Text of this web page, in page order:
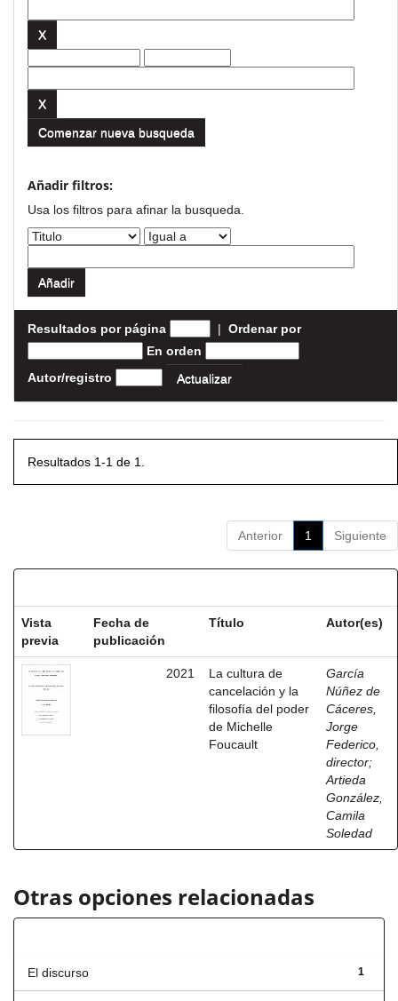
Comenzar nueva busqueda
Añadir filtros:
Usa los filtros para afinar la busqueda.
Resultados por página | Ordenar por
En orden
Autor/registro
Resultados 1-1 de 1.
Anterior 1 Siguiente
Vista
previa
Fecha de
publicación
Título Autor(es)
2021
La cultura de
cancelación y la
filosofía del poder
de Michelle
Foucault
García
Núñez de
Cáceres,
Jorge
Federico,
director;
Artieda
González,
Camila
Soledad
Otras opciones relacionadas
1
El discurso